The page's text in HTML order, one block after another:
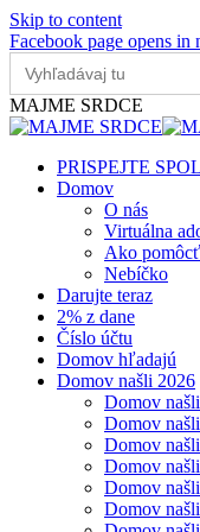
Skip to content
Facebook page opens
Search
for:
MAJME SRDCE
PRISPEJTE
Domov
O nás
Virtuálna
Ako pomôcť
Nebíčko
Darujte teraz
2% z dane
Číslo účtu
Domov hľadajú
Domov našli 2026
Domov
Domov
Domov
Domov
Domov
Domov